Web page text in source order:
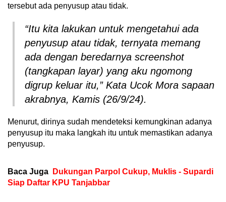
tersebut ada penyusup atau tidak.
“Itu kita lakukan untuk mengetahui ada
penyusup atau tidak, ternyata memang
ada dengan beredarnya screenshot
(tangkapan layar) yang aku ngomong
digrup keluar itu,” Kata Ucok Mora sapaan
akrabnya, Kamis (26/9/24).
Menurut, dirinya sudah mendeteksi kemungkinan adanya
penyusup itu maka langkah itu untuk memastikan adanya
penyusup.
Baca Juga
Dukungan Parpol Cukup, Muklis - Supardi
Siap Daftar KPU Tanjabbar